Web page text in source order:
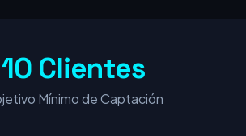
10 Clientes